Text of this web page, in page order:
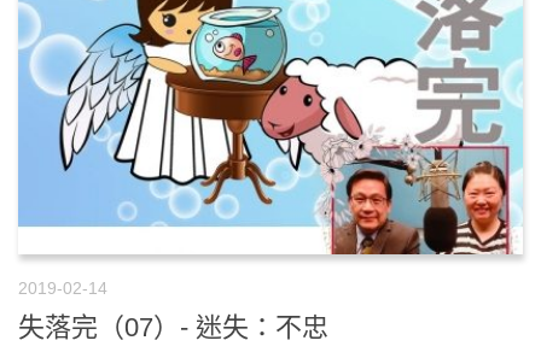
2019-02-14
失落完（07）- 迷失：不忠